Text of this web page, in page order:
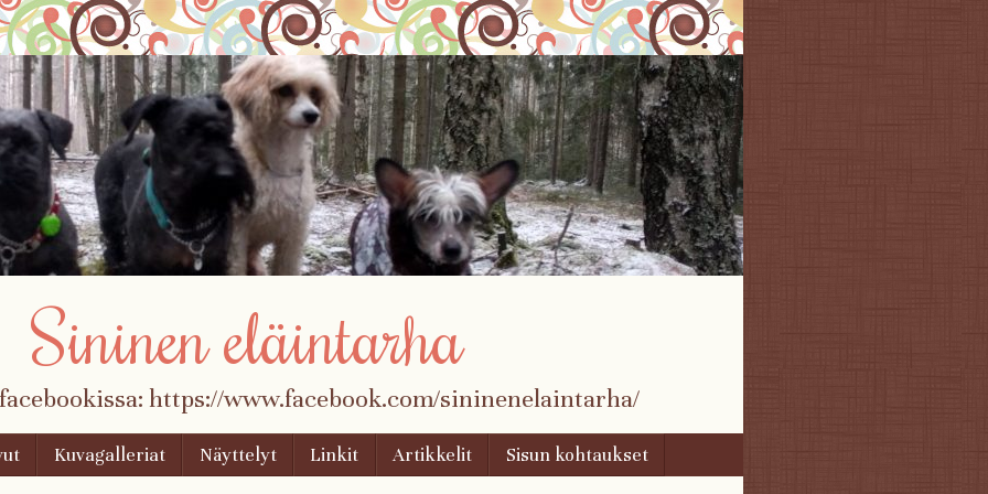
Sininen eläintarha
https://www.facebook.com/sininenelaintarha/
Kuvagalleriat Näyttelyt Linkit Artikkelit Sisun kohtaukset